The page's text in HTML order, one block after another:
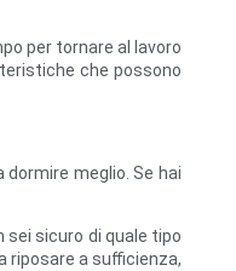
per tornare al lavoro
che possono
meglio. Se hai
sei sicuro di quale tipo
riposare a sufficienza,